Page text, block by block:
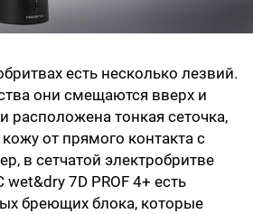
есть несколько лезвий.
они смещаются вверх и
расположена тонкая сеточка,
от прямого контакта с
в сетчатой электробритве
wet&dry 7D PROF 4+ есть
бреющих блока, которые